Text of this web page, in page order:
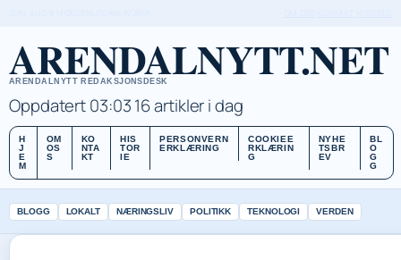
ARENDALNYTT.NET
ARENDALNYTT REDAKSJONSDESK
Oppdatert 03:0316 artikler i dag
H
J
E
M
OM
OS
S
KO
NTA
KT
HIS
TOR
IE
PERSONVERN
ERKLÆRING
COOKIEE
RKLÆRIN
G
NYHE
TSBR
EV
BL
O
G
G
BLOGG LOKALT NÆRINGSLIV POLITIKK TEKNOLOGI VERDEN